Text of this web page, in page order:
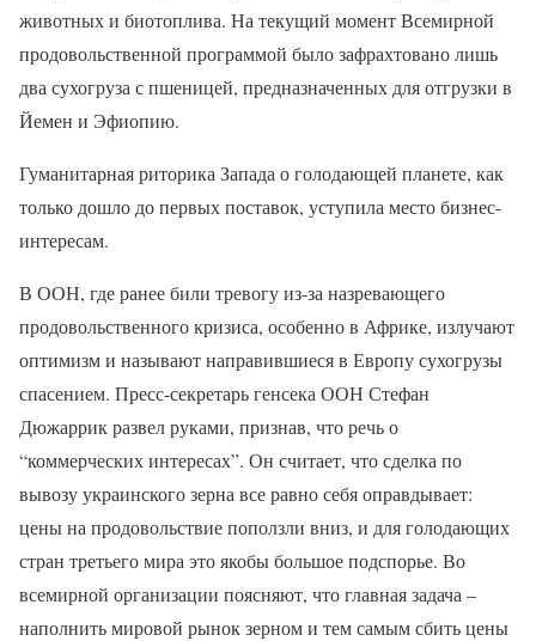
животных и биотоплива. На текущий момент Всемирной
продовольственной программой было зафрахтовано лишь
два сухогруза с пшеницей, предназначенных для отгрузки в
Йемен и Эфиопию.
Гуманитарная риторика Запада о голодающей планете, как
только дошло до первых поставок, уступила место бизнес-
интересам.
В ООН, где ранее били тревогу из-за назревающего
продовольственного кризиса, особенно в Африке, излучают
оптимизм и называют направившиеся в Европу сухогрузы
спасением. Пресс-секретарь генсека ООН Стефан
Дюжаррик развел руками, признав, что речь о
“коммерческих интересах”. Он считает, что сделка по
вывозу украинского зерна все равно себя оправдывает:
цены на продовольствие поползли вниз, и для голодающих
стран третьего мира это якобы большое подспорье. Во
всемирной организации поясняют, что главная задача –
наполнить мировой рынок зерном и тем самым сбить цены